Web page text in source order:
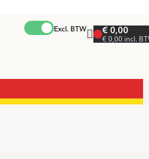
Excl. BTW € 0,00
€ 0,00 incl.